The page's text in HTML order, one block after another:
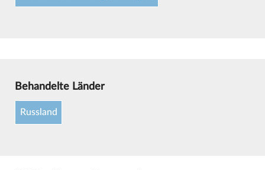
Behandelte Länder
Russland